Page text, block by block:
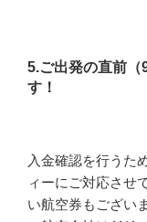
5.ご出発の直前（
す！
入金確認を行うた
ィーにご対応させ
い航空券もござい